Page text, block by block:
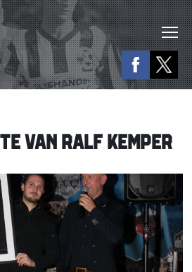
VAN RALF KEMPER